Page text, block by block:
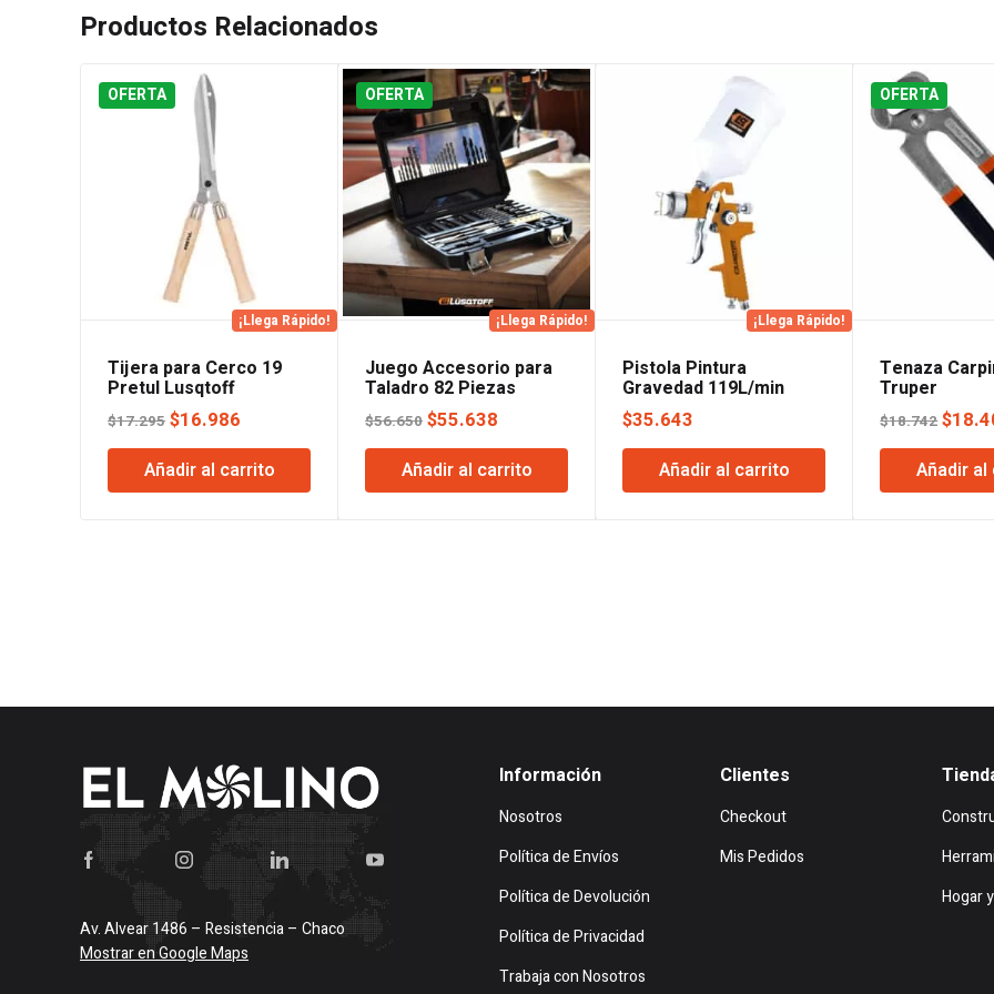
Productos Relacionados
OFERTA
¡Llega Rápido!
Tijera para Cerco 19
Pretul Lusqtoff
$17.295 El
precio
original
era:
$16.986
precio
actual
es:
Añadir al carrito
OFERTA
¡Llega Rápido!
Juego Accesorio para
Taladro 82 Piezas
Lusqtoff
$56.650 El
precio
original
era:
$55.638
precio
actual
es:
Añadir al carrito
¡Llega Rápido!
Pistola Pintura
Gravedad 119L/min
HVLP Lusqtoff
$35.643
Añadir al carrito
OFERTA
Tenaza
Truper
$18.742El
era:
$
Añadir
Av. Alvear 1486 – Resistencia – Chaco
Mostrar en Google Maps
Información
Nosotros
Política de Envíos
Política de Devolución
Política de Privacidad
Trabaja con Nosotros
Clientes
Checkout
Mis Pedidos
Hogar